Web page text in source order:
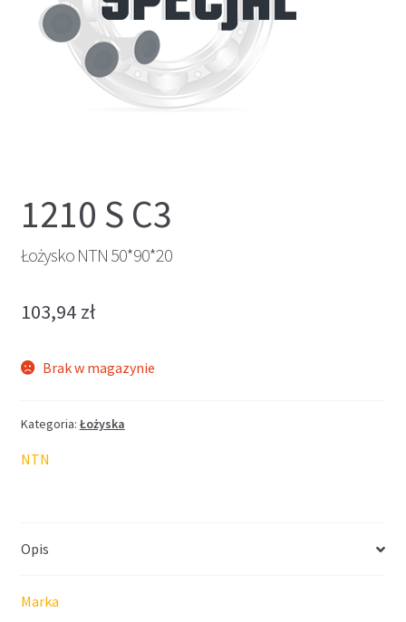
1210 S C3
Łożysko NTN 50*90*20
103,94 zł
Brak w magazynie
Kategoria: Łożyska
NTN
Opis
Marka